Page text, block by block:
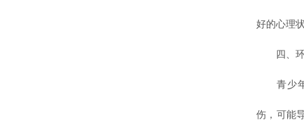
好的心理
四、环
青少年
伤，可能